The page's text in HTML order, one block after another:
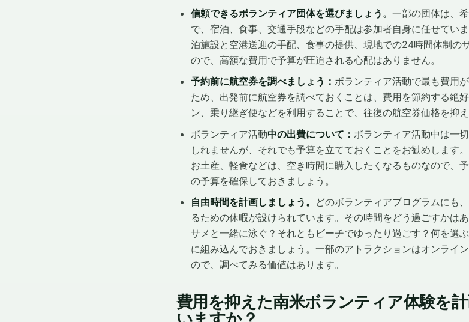
信頼できるボランティア団体を選びましょう。 一部の団体は、
で、宿泊、食事、交通手段などの手配は参加者自身に任せてい
泊施設と空港送迎の手配、食事の提供、現地での24時間体制の
ので、高額な費用で予算が圧迫される心配はありません。
予約前に航空券を調べましょう： ボランティア活動で最も費用
ため、出発前に航空券を調べておくことは、費用を節約する絶
ン、乗り継ぎ便などを利用することで、往復の航空券価格を抑
ボランティア活動中の出費について： ボランティア活動中は一
しれませんが、それでも予算を立てておくことをお勧めします
お土産、軽食などは、空き時間に購入したくなるものなので、
の予算を確保しておきましょう。
自由時間を計画しましょう。 どのボランティアプログラムにも
るための休暇が設けられています。その時間をどう過ごすかは
サメと一緒に泳ぐ？それともビーチでゆったり過ごす？何を選
に組み込んでおきましょう。一部のアトラクションはオンライ
ので、調べてみる価値はあります。
費用を抑えた南米ボランティア体験を